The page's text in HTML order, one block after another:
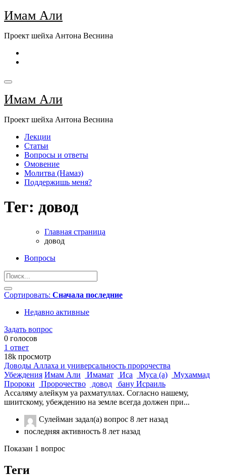
Перейти
к
Имам Али
Проект шейха Антона Веснина
Имам Али
Проект шейха Антона Веснина
Лекции
Статьи
Вопросы и ответы
Омовение
Молитва (Намаз)
Поддержишь меня?
Тег: довод
Главная страница
довод
Вопросы
Сортировать: Сначала последние
Недавно активные
Задать вопрос
0 голосов
1 ответ
18k просмотр
Доводы Аллаха и универсальность пророчества
Убеждения Имам Али Имамат Иса Муса (а)
Мухаммад
Пророки
Пророчество довод
бану Исраиль
Ассаляму алейкум уа рахматуллах. Согласно нашему,
шиитскому, убеждению на земле всегда должен при...
Сулейман задал(а) вопрос 8 лет назад
последняя активность 8 лет назад
Показан 1 вопрос
Теги